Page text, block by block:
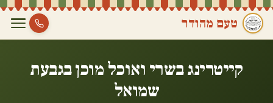
טעם מהודר
קייטרינג בשרי ואוכל מוכן בגבעת
שמואל